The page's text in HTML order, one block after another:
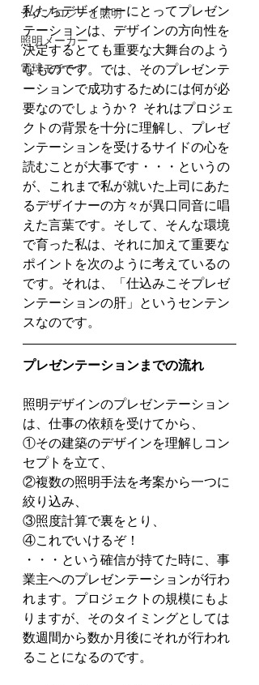
テクノロジーと照明
照明メーカー
電球モチーフ
私たちデザイナーにとってプレゼン
テーションは、デザインの方向性を
決定するとても重要な大舞台のよう
なものです。では、そのプレゼンテ
ーションで成功するためには何が必
要なのでしょうか？ それはプロジェ
クトの背景を十分に理解し、プレゼ
ンテーションを受けるサイドの心を
読むことが大事です・・・というの
が、これまで私が就いた上司にあた
るデザイナーの方々が異口同音に唱
えた言葉です。そして、そんな環境
で育った私は、それに加えて重要な
ポイントを次のように考えているの
です。それは、「仕込みこそプレゼ
ンテーションの肝」というセンテン
スなのです。
プレゼンテーションまでの流れ
照明デザインのプレゼンテーション
は、仕事の依頼を受けてから、
①その建築のデザインを理解しコン
セプトを立て、
②複数の照明手法を考案から一つに
絞り込み、
③照度計算で裏をとり、
④これでいけるぞ！
・・・という確信が持てた時に、事
業主へのプレゼンテーションが行わ
れます。プロジェクトの規模にもよ
りますが、そのタイミングとしては
数週間から数か月後にそれが行われ
ることになるのです。